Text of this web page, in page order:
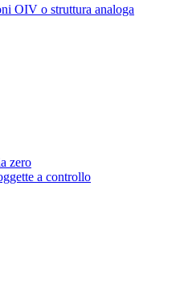
OIV o struttura analoga
zero
a controllo